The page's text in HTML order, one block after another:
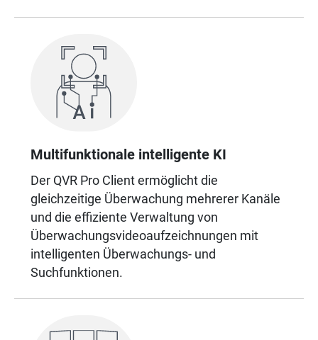
Multifunktionale intelligente KI
Der QVR Pro Client ermöglicht die
gleichzeitige Überwachung mehrerer Kanäle
und die effiziente Verwaltung von
Überwachungsvideoaufzeichnungen mit
intelligenten Überwachungs- und
Suchfunktionen.